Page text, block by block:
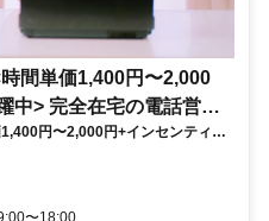
間単価1,400円〜2,000
中> 完全在宅の電話営業
円〜2,000円+インセンティブ
全在宅の電話営業で家庭と仕事の
〜18:00